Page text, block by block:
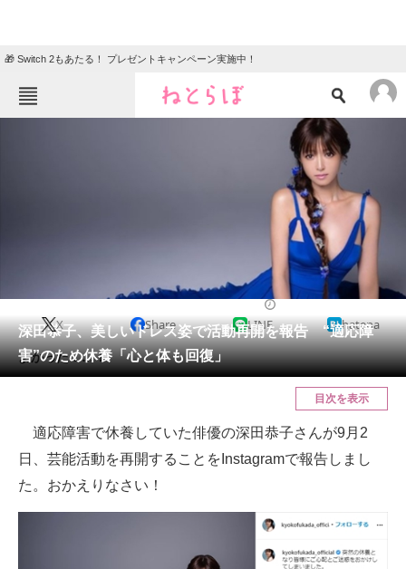
🎁 Switch 2もあたる！ プレゼントキャンペーン実施中！
リサーチ
会員記事
メディア
ITの今と未来を見通す
スマホと通信の最新トレンド
深田恭子、美しいドレス姿で活動再開を報告 “適応障
害”のため休養「心と体も回復」
X Share LINE hatena
よかった……！
目次を表示
適応障害で休養していた俳優の深田恭子さんが9月2
日、芸能活動を再開することをInstagramで報告しまし
た。おかえりなさい！